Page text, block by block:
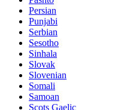
Persian
Punjabi
Serbian
Sesotho
Sinhala
Slovak
Slovenian
Somali
Samoan
Scots Gaelic